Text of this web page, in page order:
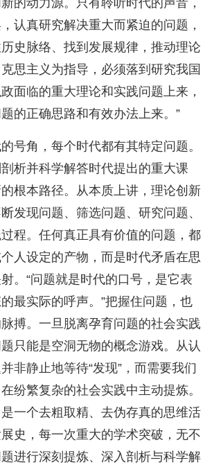
的动力源。只有聆听时代的声音，
认真研究解决重大而紧迫的问题，
史脉络、找到发展规律，推动理论
思主义为指导，必须落到研究我国
面临的重大理论和实践问题上来，
的正确思路和有效办法上来。”
号角，每个时代都有其特定问题。
析并科学解答时代提出的重大课
根本路径。从本质上讲，理论创新
发现问题、筛选问题、研究问题、
程。任何真正具有价值的问题，都
人设定的产物，而是时代矛盾在思
。“问题就是时代的口号，是它表
最实际的呼声。”把握住问题，也
搏。一旦脱离孕育问题的社会实践
只能是空洞无物的概念游戏。从认
非静止地等待“发现”，而需要我们
纷繁复杂的社会实践中主动提炼。
一个去粗取精、去伪存真的思维活
史，每一次重大的学术突破，无不
进行深刻提炼、深入剖析与科学解